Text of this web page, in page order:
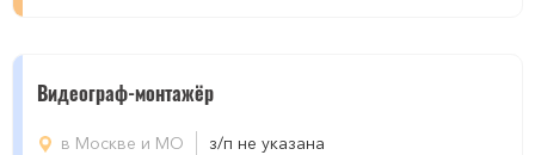
Видеограф-монтажёр
в Москве и МО з/п не указана